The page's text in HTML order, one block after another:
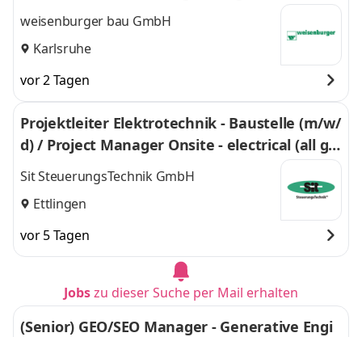
weisenburger bau GmbH
Karlsruhe
vor 2 Tagen
Projektleiter Elektrotechnik - Baustelle (m/w/
d) / Project Manager Onsite - electrical (all ge
nders)
Sit SteuerungsTechnik GmbH
Ettlingen
vor 5 Tagen
Jobszu dieser Suche per Mail erhalten
(Senior) GEO/SEO Manager - Generative Engi